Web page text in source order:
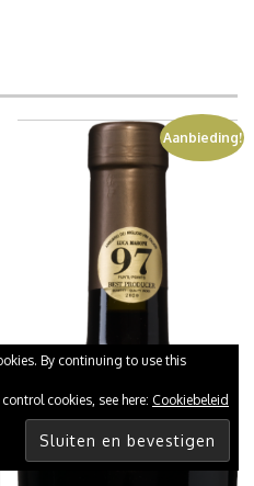
Aanbieding!
By continuing to use this
cookies, see here: Cookiebeleid